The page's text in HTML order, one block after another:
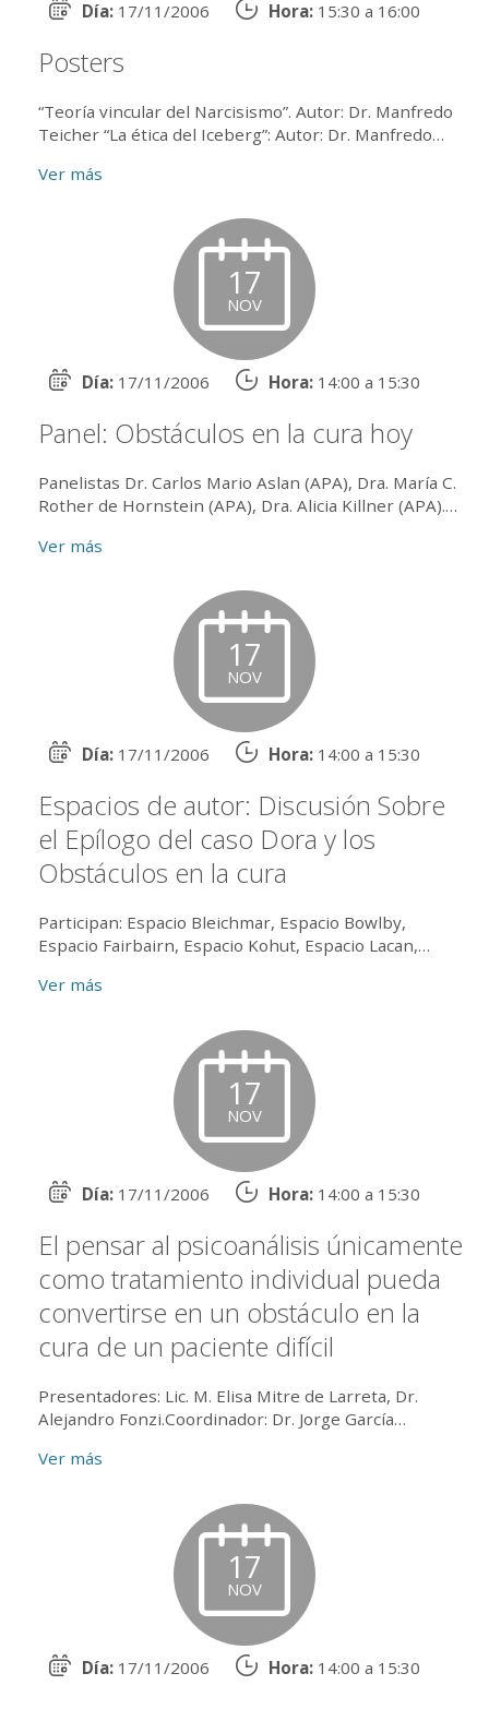
Día: 17/11/2006 Hora: 15:30 a 16:00
Posters
“Teoría vincular del Narcisismo”. Autor: Dr. Manfredo
Teicher “La ética del Iceberg”: Autor: Dr. Manfredo
Autor:...
Ver más
17
NOV
Día: 17/11/2006 Hora: 14:00 a 15:30
Panel: Obstáculos en la cura hoy
Panelistas Dr. Carlos Mario Aslan (APA), Dra. María C.
Rother de Hornstein (APA), Dra. Alicia Killner (APA).
Ver más
17
NOV
Día: 17/11/2006 Hora: 14:00 a 15:30
Espacios de autor: Discusión Sobre
el Epílogo del caso Dora y los
Obstáculos en la cura
Participan: Espacio Bleichmar, Espacio Bowlby,
Espacio Fairbairn, Espacio Kohut, Espacio Lacan,
Pierre Marty y autor...
Ver más
17
NOV
Día: 17/11/2006 Hora: 14:00 a 15:30
El pensar al psicoanálisis únicamente
como tratamiento individual pueda
convertirse en un obstáculo en la
cura de un paciente difícil
Presentadores: Lic. M. Elisa Mitre de Larreta, Dr.
Alejandro Fonzi.Coordinador: Dr. Jorge García
Ver más
17
NOV
Día: 17/11/2006 Hora: 14:00 a 15:30